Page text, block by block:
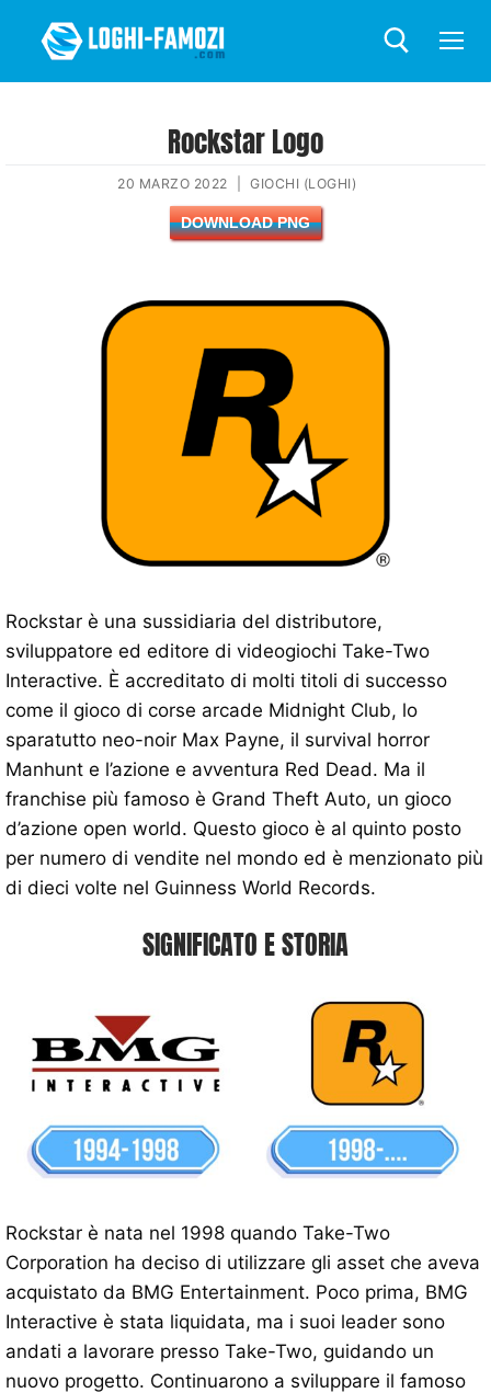
Rockstar Logo
20 MARZO 2022 GIOCHI (LOGHI)
DOWNLOAD PNG
Rockstar è una sussidiaria del distributore,
sviluppatore ed editore di videogiochi Take-Two
Interactive. È accreditato di molti titoli di successo
come il gioco di corse arcade Midnight Club, lo
sparatutto neo-noir Max Payne, il survival horror
Manhunt e l’azione e avventura Red Dead. Ma il
franchise più famoso è Grand Theft Auto, un gioco
d’azione open world. Questo gioco è al quinto posto
per numero di vendite nel mondo ed è menzionato più
di dieci volte nel Guinness World Records.
SIGNIFICATO E STORIA
Rockstar è nata nel 1998 quando Take-Two
Corporation ha deciso di utilizzare gli asset che aveva
acquistato da BMG Entertainment. Poco prima, BMG
Interactive è stata liquidata, ma i suoi leader sono
andati a lavorare presso Take-Two, guidando un
nuovo progetto. Continuarono a sviluppare il famoso